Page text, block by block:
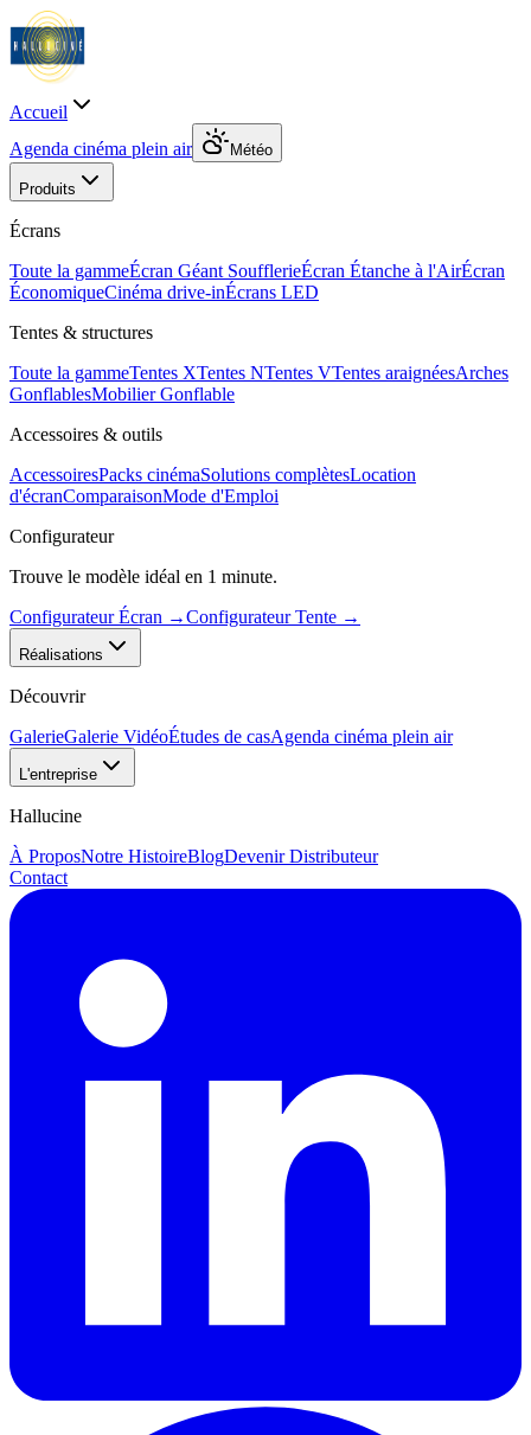
Accueil
Agenda cinéma plein air
Météo
Produits
Écrans
Toute la gammeÉcran Géant SoufflerieÉcran Étanche à l'AirÉcran
ÉconomiqueCinéma drive-inÉcrans LED
Tentes & structures
Toute la gammeTentes XTentes NTentes VTentes araignéesArches
GonflablesMobilier Gonflable
Accessoires & outils
AccessoiresPacks cinémaSolutions complètesLocation
d'écranComparaisonMode d'Emploi
Configurateur
Trouve le modèle idéal en 1 minute.
Configurateur Écran →Configurateur Tente →
Réalisations
Découvrir
GalerieGalerie VidéoÉtudes de casAgenda cinéma plein air
L'entreprise
Hallucine
À ProposNotre HistoireBlogDevenir Distributeur
Contact